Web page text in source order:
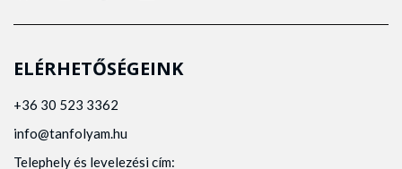
ELÉRHETŐSÉGEINK
+36 30 523 3362
info@tanfolyam.hu
Telephely és levelezési cím: